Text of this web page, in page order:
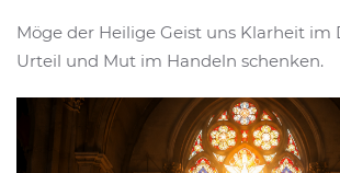
Möge der Heilige Geist uns Klarheit im
Urteil und Mut im Handeln schenken.